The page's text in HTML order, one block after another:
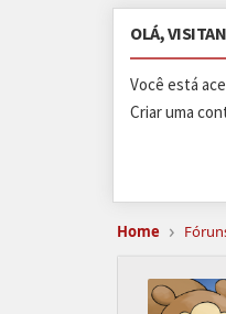
OLÁ,
Você está
Criar uma
Home ›